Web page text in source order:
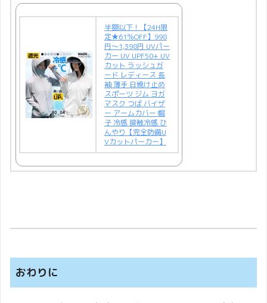
半額以下！【24H限
定★61％OFF】998
円～1,398円 UVパー
カー UV UPF50+ UV
カット ラッシュガ
ード レディース 長
袖 薄手 日焼け止め
スポーツ ジム ヨガ
マスク つば バイザ
ー アームカバー 帽
子 冷感 接触冷感 ひ
んやり【完全防備U
Vカットパーカー】
おわりに